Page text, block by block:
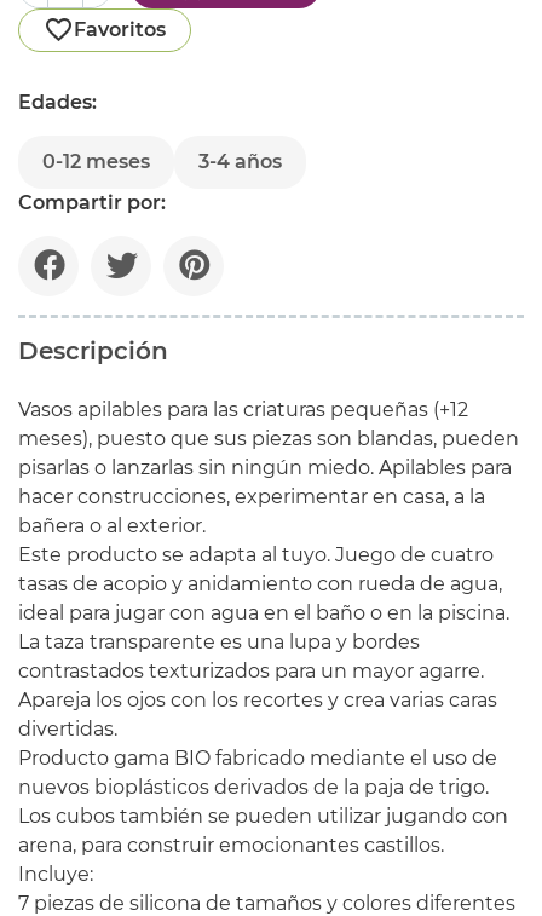
Favoritos
Edades:
0-12 meses
3-4 años
Compartir por:
Descripción
Vasos apilables para las criaturas pequeñas (+12
meses), puesto que sus piezas son blandas, pueden
pisarlas o lanzarlas sin ningún miedo. Apilables para
hacer construcciones, experimentar en casa, a la
bañera o al exterior.
Este producto se adapta al tuyo. Juego de cuatro
tasas de acopio y anidamiento con rueda de agua,
ideal para jugar con agua en el baño o en la piscina.
La taza transparente es una lupa y bordes
contrastados texturizados para un mayor agarre.
Apareja los ojos con los recortes y crea varias caras
divertidas.
Producto gama BIO fabricado mediante el uso de
nuevos bioplásticos derivados de la paja de trigo.
Los cubos también se pueden utilizar jugando con
arena, para construir emocionantes castillos.
Incluye:
7 piezas de silicona de tamaños y colores diferentes